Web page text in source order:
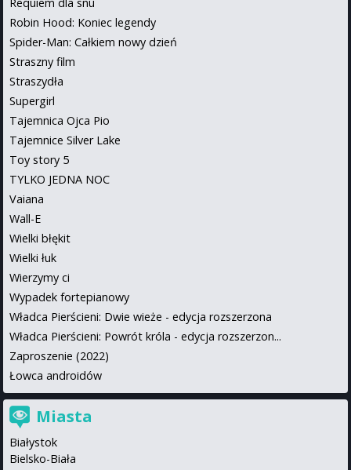
Robin Hood: Koniec legendy
Spider-Man: Całkiem nowy dzień
Straszny film
Straszydła
Supergirl
Tajemnica Ojca Pio
Tajemnice Silver Lake
Toy story 5
TYLKO JEDNA NOC
Vaiana
Wall-E
Wielki błękit
Wielki łuk
Wierzymy ci
Wypadek fortepianowy
Władca Pierścieni: Dwie wieże - edycja rozszerzona
Władca Pierścieni: Powrót króla - edycja rozszerzon...
Zaproszenie (2022)
Łowca androidów
Miasta
Białystok
Bielsko-Biała